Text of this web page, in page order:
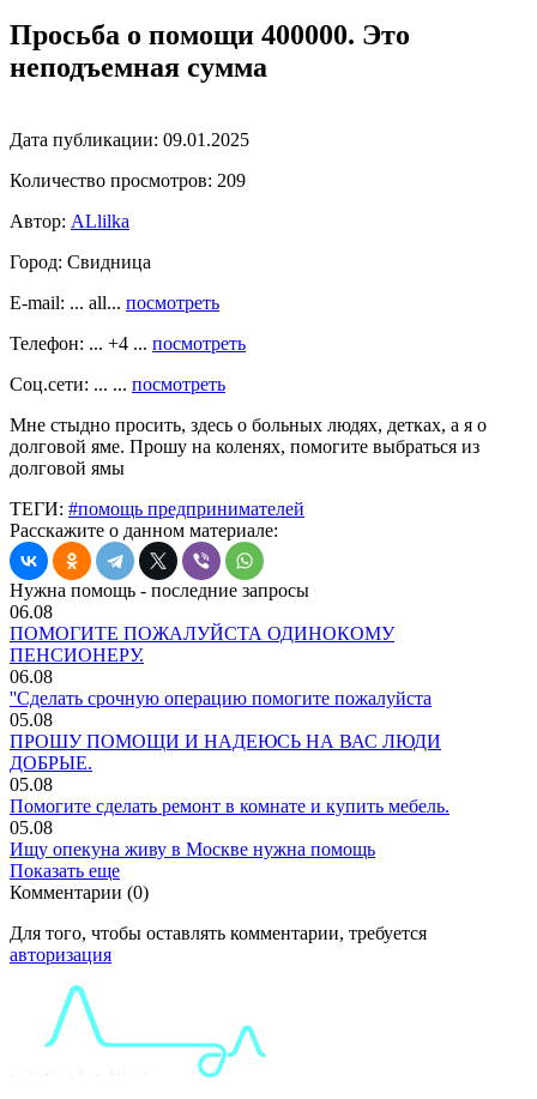
Просьба о помощи 400000. Это
неподъемная сумма
Дата публикации: 09.01.2025
Количество просмотров: 209
Автор: ALlilka
Город: Свидница
E-mail: ... all... посмотреть
Телефон: ... +4 ... посмотреть
Соц.сети: ... ... посмотреть
Мне стыдно просить, здесь о больных людях, детках, а я о
долговой яме. Прошу на коленях, помогите выбраться из
долговой ямы
ТЕГИ: #помощь предпринимателей
Расскажите о данном материале:
Нужна помощь - последние запросы
06.08
ПОМОГИТЕ ПОЖАЛУЙСТА ОДИНОКОМУ
ПЕНСИОНЕРУ.
06.08
''Сделать срочную операцию помогите пожалуйста
05.08
ПРОШУ ПОМОЩИ И НАДЕЮСЬ НА ВАС ЛЮДИ
ДОБРЫЕ.
05.08
Помогите сделать ремонт в комнате и купить мебель.
05.08
Ищу опекуна живу в Москве нужна помощь
Показать еще
Комментарии (0)
Для того, чтобы оставлять комментарии, требуется
авторизация